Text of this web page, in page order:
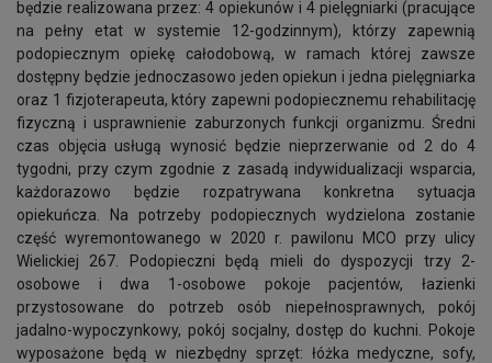
będzie realizowana przez: 4 opiekunów i 4 pielęgniarki (pracujące
na pełny etat w systemie 12-godzinnym), którzy zapewnią
podopiecznym opiekę całodobową, w ramach której zawsze
dostępny będzie jednoczasowo jeden opiekun i jedna pielęgniarka
oraz 1 fizjoterapeuta, który zapewni podopiecznemu rehabilitację
fizyczną i usprawnienie zaburzonych funkcji organizmu. Średni
czas objęcia usługą wynosić będzie nieprzerwanie od 2 do 4
tygodni, przy czym zgodnie z zasadą indywidualizacji wsparcia,
każdorazowo będzie rozpatrywana konkretna sytuacja
opiekuńcza. Na potrzeby podopiecznych wydzielona zostanie
część wyremontowanego w 2020 r. pawilonu MCO przy ulicy
Wielickiej 267. Podopieczni będą mieli do dyspozycji trzy 2-
osobowe i dwa 1-osobowe pokoje pacjentów, łazienki
przystosowane do potrzeb osób niepełnosprawnych, pokój
jadalno-wypoczynkowy, pokój socjalny, dostęp do kuchni. Pokoje
wyposażone będą w niezbędny sprzęt: łóżka medyczne, sofy,